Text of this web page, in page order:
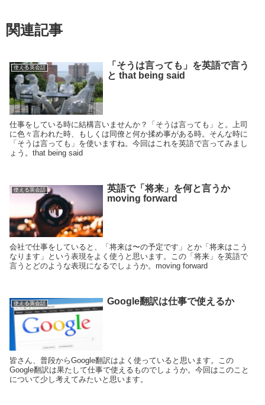
関連記事
使える英会話
「そうは言っても」を英語で言う
と that being said
仕事をしている時に結構言いませんか？「そうは言っても」と。上司
に色々言われた時、もしくは同僚と何か揉め事がある時。そんな時に
「そうは言っても」を使いますね。今回はこれを英語で言ってみまし
ょう。that being said
使える英会話
英語で「将来」を何と言うか
moving forward
会社で仕事をしていると、「将来は〜の予定です」とか「将来はこう
なります」という表現をよく使うと思います。この「将来」を英語で
言うとどのような表現になるでしょうか。moving forward
使える英会話 Google翻訳は仕事で使えるか
皆さん、普段からGoogle翻訳はよく使っていると思います。この
Google翻訳は果たして仕事で使えるものでしょうか。今回はこのこと
について少し考えてみたいと思います。